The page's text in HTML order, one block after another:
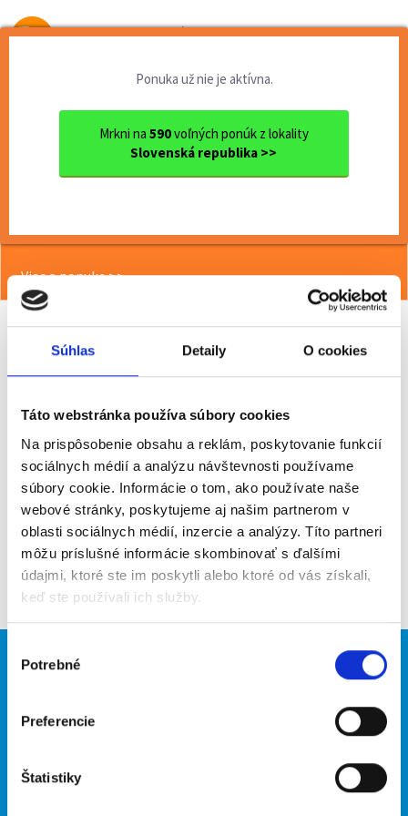
Súhlas Detaily O cookies
Táto webstránka používa súbory cookies
Na prispôsobenie obsahu a reklám, poskytovanie funkcií
sociálnych médií a analýzu návštevnosti používame
súbory cookie. Informácie o tom, ako používate naše
webové stránky, poskytujeme aj našim partnerom v
oblasti sociálnych médií, inzercie a analýzy. Títo partneri
môžu príslušné informácie skombinovať s ďalšími
údajmi, ktoré ste im poskytli alebo ktoré od vás získali,
keď ste používali ich služby.
súhlasu
Potrebné
Preferencie
Štatistiky
Od prvej brigády
Ponuka už nie je aktívna.
Mrkni na 590voľných ponúk z lokality
Slovenská republika >>
Poprad
<< Späť
Viac o ponuke >>
Poslať na email
Upozorniť na inzerát
Pridať do obľúbených
Späť
Brigádnici
Hľadané brigády
O portáli Naše ďalšie projekty